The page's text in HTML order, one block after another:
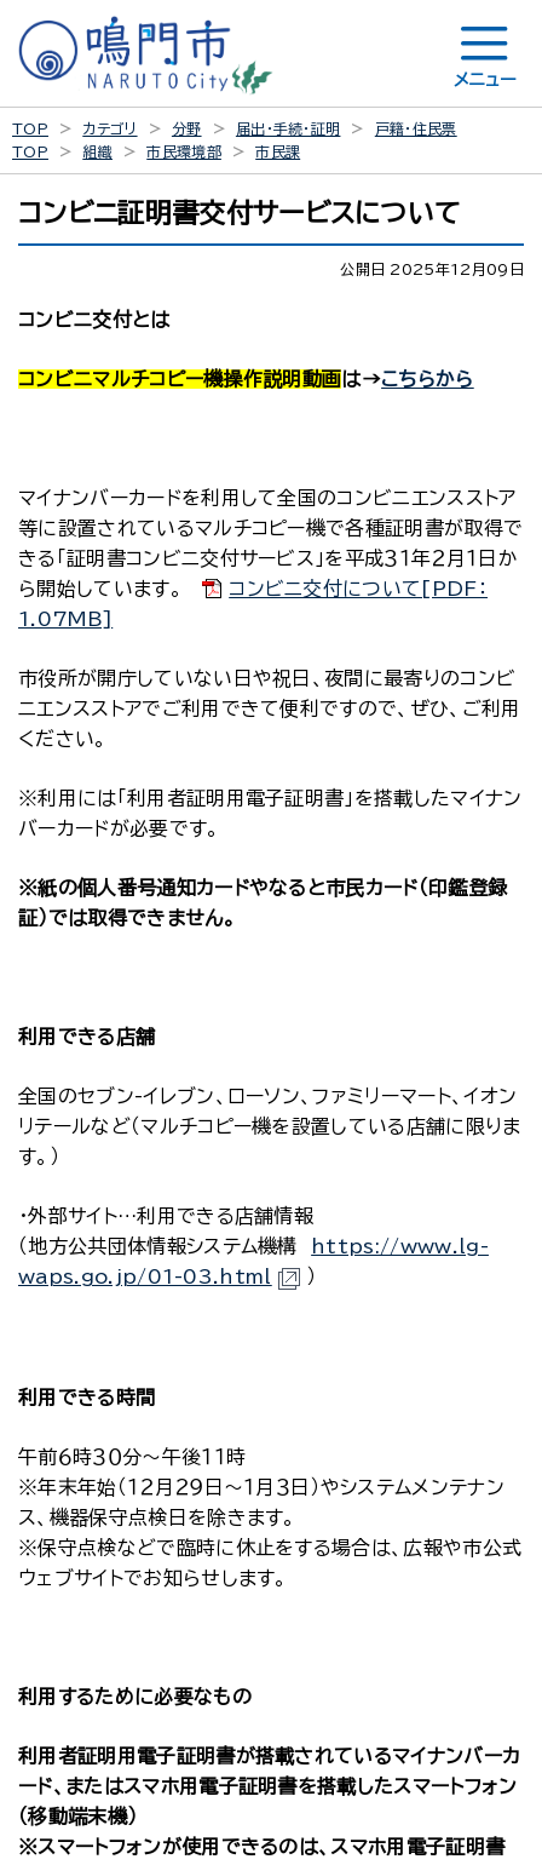
メニュー
TOP カテゴリ 分野 届出・手続・証明
戸籍・住民票
TOP
組織 市民環境部 市民課
コンビニ証明書交付サービスについて
公開日 2025年12月09日
コンビニ交付とは
コンビニマルチコピー機操作説明動画は→こちらから
マイナンバーカードを利用して全国のコンビニエンスストア
等に設置されているマルチコピー機で各種証明書が取得で
きる「証明書コンビニ交付サービス」を平成３１年２月１日か
ら開始しています。
コンビニ交付について[PDF：
1.07MB]
市役所が開庁していない日や祝日、夜間に最寄りのコンビ
ニエンスストアでご利用できて便利ですので、ぜひ、ご利用
ください。
※利用には「利用者証明用電子証明書」を搭載したマイナン
バーカードが必要です。
※紙の個人番号通知カードやなると市民カード（印鑑登録
証）では取得できません。
利用できる店舗
全国のセブン-イレブン、ローソン、ファミリーマート、イオン
リテールなど（マルチコピー機を設置している店舗に限りま
す。）
・外部サイト…利用できる店舗情報
（地方公共団体情報システム機構
https://www.lg-
waps.go.jp/01-03.html
）
利用できる時間
午前６時３０分～午後１１時
※年末年始（１２月２９日～１月３日）やシステムメンテナン
ス、機器保守点検日を除きます。
※保守点検などで臨時に休止をする場合は、広報や市公式
ウェブサイトでお知らせします。
利用するために必要なもの
利用者証明用電子証明書が搭載されているマイナンバーカ
ード、またはスマホ用電子証明書を搭載したスマートフォン
（移動端末機）
※スマートフォンが使用できるのは、スマホ用電子証明書